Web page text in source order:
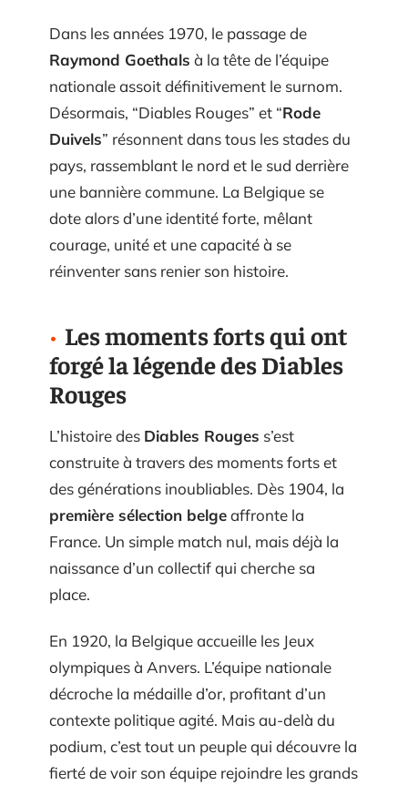
Dans les années 1970, le passage de
Raymond Goethals à la tête de l’équipe
nationale assoit définitivement le surnom.
Désormais, “Diables Rouges” et “Rode
Duivels” résonnent dans tous les stades du
pays, rassemblant le nord et le sud derrière
une bannière commune. La Belgique se
dote alors d’une identité forte, mêlant
courage, unité et une capacité à se
réinventer sans renier son histoire.
Les moments forts qui ont
forgé la légende des Diables
Rouges
L’histoire des Diables Rouges s’est
construite à travers des moments forts et
des générations inoubliables. Dès 1904, la
première sélection belgeaffronte la
France. Un simple match nul, mais déjà la
naissance d’un collectif qui cherche sa
place.
En 1920, la Belgique accueille les Jeux
olympiques à Anvers. L’équipe nationale
décroche la médaille d’or, profitant d’un
contexte politique agité. Mais au-delà du
podium, c’est tout un peuple qui découvre la
fierté de voir son équipe rejoindre les grands